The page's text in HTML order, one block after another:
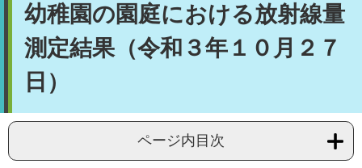
幼稚園の園庭における放射線量
測定結果（令和３年１０月２７
日）
ページ内目次